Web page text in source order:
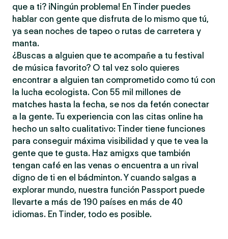
que a ti? ¡Ningún problema! En Tinder puedes
hablar con gente que disfruta de lo mismo que tú,
ya sean noches de tapeo o rutas de carretera y
manta.
¿Buscas a alguien que te acompañe a tu festival
de música favorito? O tal vez solo quieres
encontrar a alguien tan comprometido como tú con
la lucha ecologista. Con 55 mil millones de
matches hasta la fecha, se nos da fetén conectar
a la gente. Tu experiencia con las citas online ha
hecho un salto cualitativo: Tinder tiene funciones
para conseguir máxima visibilidad y que te vea la
gente que te gusta. Haz amigxs que también
tengan café en las venas o encuentra a un rival
digno de ti en el bádminton. Y cuando salgas a
explorar mundo, nuestra función Passport puede
llevarte a más de 190 países en más de 40
idiomas. En Tinder, todo es posible.